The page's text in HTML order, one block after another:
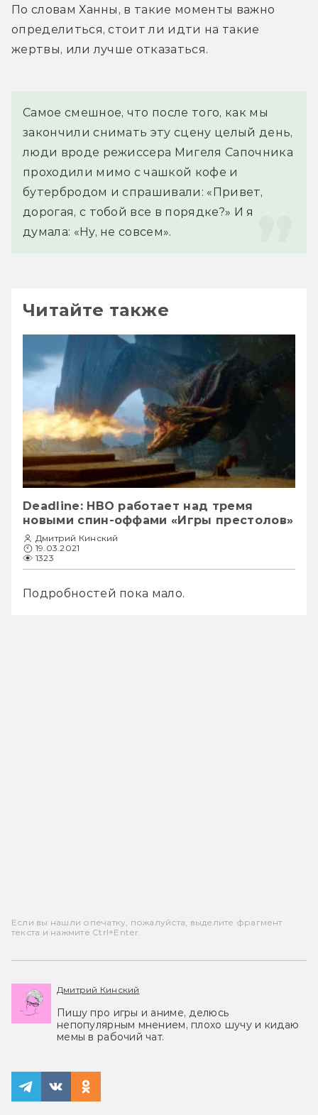
По словам Ханны, в такие моменты важно
определиться, стоит ли идти на такие
жертвы, или лучше отказаться.
Самое смешное, что после того, как мы
закончили снимать эту сцену целый день,
люди вроде режиссера Мигеля Сапочника
проходили мимо с чашкой кофе и
бутербродом и спрашивали: «Привет,
дорогая, с тобой все в порядке?» И я
думала: «Ну, не совсем».
Читайте также
Deadline: HBO работает над тремя
новыми спин-оффами «Игры престолов»
Дмитрий Кинский
19.03.2021
1323
Подробностей пока мало.
Если вы нашли опечатку, пожалуйста, выделите фрагмент
текста и нажмите Ctrl+Enter.
Дмитрий Кинский
Пишу про игры и аниме, делюсь
непопулярным мнением, плохо шучу и кидаю
мемы в рабочий чат.